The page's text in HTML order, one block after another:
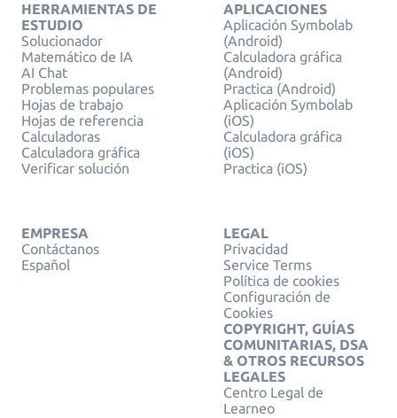
HERRAMIENTAS DE
ESTUDIO
Solucionador
Matemático de IA
AI Chat
Problemas populares
Hojas de trabajo
Hojas de referencia
Calculadoras
Calculadora gráfica
Verificar solución
APLICACIONES
Aplicación Symbolab
(Android)
Calculadora gráfica
(Android)
Practica (Android)
Aplicación Symbolab
(iOS)
Calculadora gráfica
(iOS)
Practica (iOS)
EMPRESA
Contáctanos
Español
LEGAL
Privacidad
Service Terms
Política de cookies
Configuración de
Cookies
COPYRIGHT, GUÍAS
COMUNITARIAS, DSA
& OTROS RECURSOS
LEGALES
Centro Legal de
Learneo